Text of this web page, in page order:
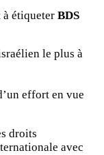
à étiqueter BDS
le plus à
effort en vue
droits
avec